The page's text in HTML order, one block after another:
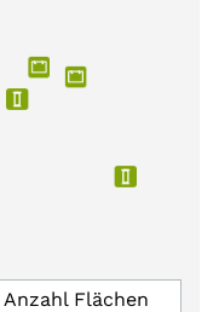
Anzahl Flächen